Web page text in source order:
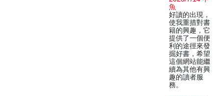
魚
好讀的出現，
使我重措對書
籍的興趣，它
提供了一個便
利的途徑來發
掘好書，希望
這個網站能繼
續為其他有興
趣的讀者服
務。